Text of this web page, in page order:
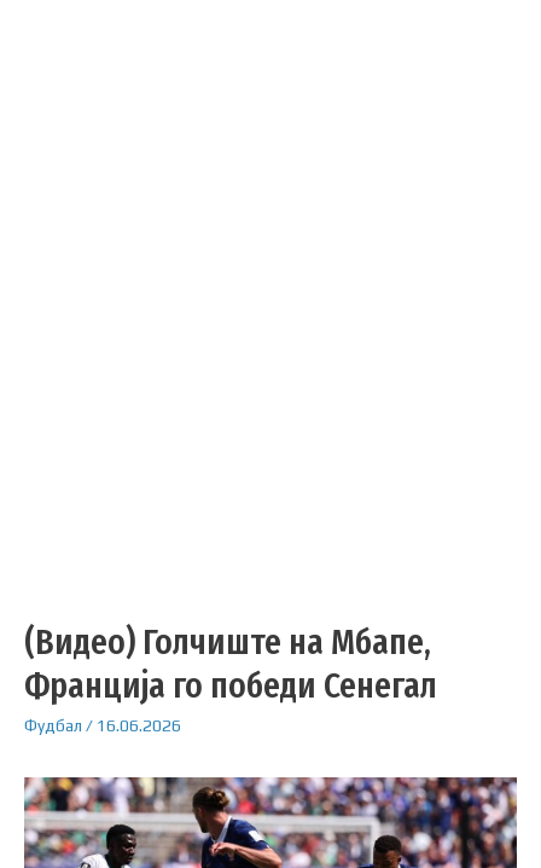
(Видео) Голчиште на Мбапе,
Франција го победи Сенегал
Фудбал / 16.06.2026